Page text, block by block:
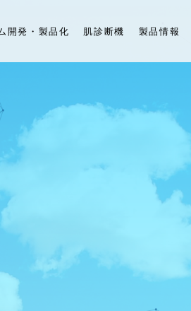
開発・製品化 肌診断機 製品情報